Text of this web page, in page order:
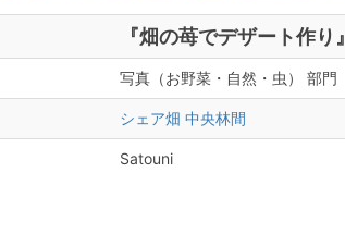
『畑の苺でデザート作り』
写真（お野菜・自然・虫） 部門
シェア畑 中央林間
Satouni